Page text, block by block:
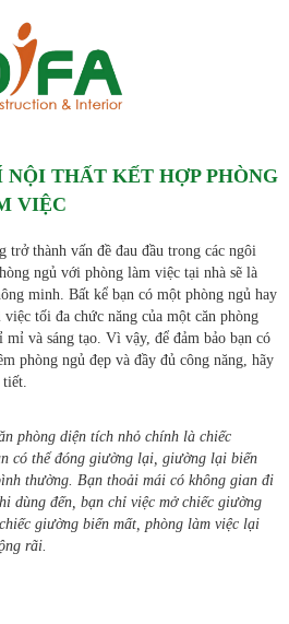
NỘI THẤT KẾT HỢP PHÒNG
VIỆC
trở thành vấn đề đau đầu trong các ngôi
ngủ với phòng làm việc tại nhà sẽ là
minh. Bất kể bạn có một phòng ngủ hay
tối đa chức năng của một căn phòng
và sáng tạo. Vì vậy, để đảm bảo bạn có
phòng ngủ đẹp và đầy đủ công năng, hãy
tiết.
phòng diện tích nhỏ chính là chiếc
có thể đóng giường lại, giường lại biến
thường. Bạn thoải mái có không gian đi
dùng đến, bạn chỉ việc mở chiếc giường
giường biến mất, phòng làm việc lại
rãi.